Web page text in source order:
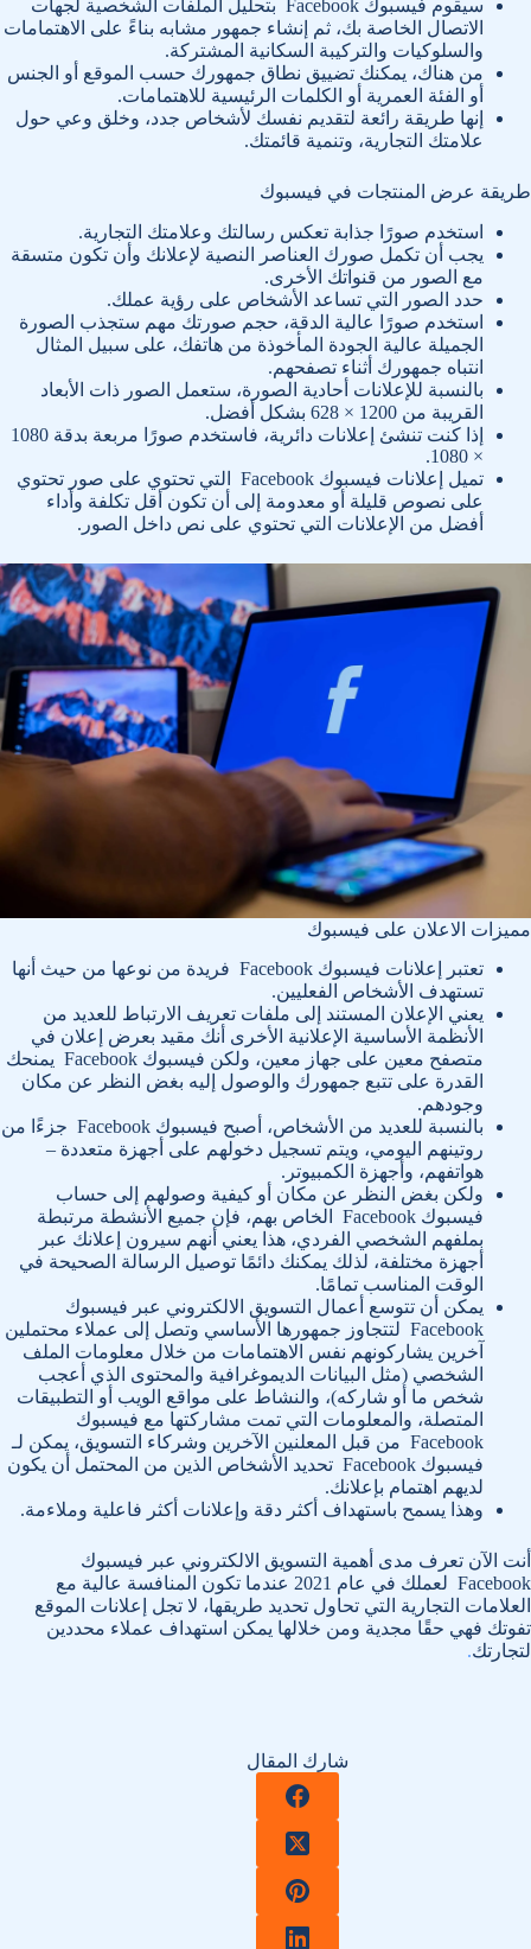
سيقوم فيسبوك Facebook بتحليل الملفات الشخصية لجهات
الاتصال الخاصة بك، ثم إنشاء جمهور مشابه بناءً على الاهتمامات
والسلوكيات والتركيبة السكانية المشتركة.
من هناك، يمكنك تضييق نطاق جمهورك حسب الموقع أو الجنس
أو الفئة العمرية أو الكلمات الرئيسية للاهتمامات.
إنها طريقة رائعة لتقديم نفسك لأشخاص جدد، وخلق وعي حول
علامتك التجارية، وتنمية قائمتك.
طريقة عرض المنتجات في فيسبوك
استخدم صورًا جذابة تعكس رسالتك وعلامتك التجارية.
يجب أن تكمل صورك العناصر النصية لإعلانك وأن تكون متسقة
مع الصور من قنواتك الأخرى.
حدد الصور التي تساعد الأشخاص على رؤية عملك.
استخدم صورًا عالية الدقة، حجم صورتك مهم ستجذب الصورة
الجميلة عالية الجودة المأخوذة من هاتفك، على سبيل المثال
انتباه جمهورك أثناء تصفحهم.
بالنسبة للإعلانات أحادية الصورة، ستعمل الصور ذات الأبعاد
القريبة من 1200 × 628 بشكل أفضل.
إذا كنت تنشئ إعلانات دائرية، فاستخدم صورًا مربعة بدقة 1080
× 1080.
تميل إعلانات فيسبوك Facebook التي تحتوي على صور تحتوي
على نصوص قليلة أو معدومة إلى أن تكون أقل تكلفة وأداء
أفضل من الإعلانات التي تحتوي على نص داخل الصور.
مميزات الاعلان على فيسبوك
تعتبر إعلانات فيسبوك Facebook فريدة من نوعها من حيث أنها
تستهدف الأشخاص الفعليين.
يعني الإعلان المستند إلى ملفات تعريف الارتباط للعديد من
الأنظمة الأساسية الإعلانية الأخرى أنك مقيد بعرض إعلان في
متصفح معين على جهاز معين، ولكن فيسبوك Facebook يمنحك
القدرة على تتبع جمهورك والوصول إليه بغض النظر عن مكان
وجودهم.
بالنسبة للعديد من الأشخاص، أصبح فيسبوك Facebook جزءًا من
روتينهم اليومي، ويتم تسجيل دخولهم على أجهزة متعددة –
هواتفهم، وأجهزة الكمبيوتر.
ولكن بغض النظر عن مكان أو كيفية وصولهم إلى حساب
فيسبوك Facebook الخاص بهم، فإن جميع الأنشطة مرتبطة
بملفهم الشخصي الفردي، هذا يعني أنهم سيرون إعلانك عبر
أجهزة مختلفة، لذلك يمكنك دائمًا توصيل الرسالة الصحيحة في
الوقت المناسب تمامًا.
يمكن أن تتوسع أعمال التسويق الالكتروني عبر فيسبوك
Facebook لتتجاوز جمهورها الأساسي وتصل إلى عملاء محتملين
آخرين يشاركونهم نفس الاهتمامات من خلال معلومات الملف
الشخصي (مثل البيانات الديموغرافية والمحتوى الذي أعجب
شخص ما أو شاركه)، والنشاط على مواقع الويب أو التطبيقات
المتصلة، والمعلومات التي تمت مشاركتها مع فيسبوك
Facebook من قبل المعلنين الآخرين وشركاء التسويق، يمكن لـ
فيسبوك Facebook تحديد الأشخاص الذين من المحتمل أن يكون
لديهم اهتمام بإعلانك.
وهذا يسمح باستهداف أكثر دقة وإعلانات أكثر فاعلية وملاءمة.
أنت الآن تعرف مدى أهمية التسويق الالكتروني عبر فيسبوك
Facebook لعملك في عام 2021 عندما تكون المنافسة عالية مع
العلامات التجارية التي تحاول تحديد طريقها، لا تجل إعلانات الموقع
تفوتك فهي حقًا مجدية ومن خلالها يمكن استهداف عملاء محددين
لتجارتك.
شارك المقال